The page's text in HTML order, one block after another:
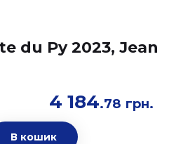
du Py 2023, Jean
4 184.78 грн.
В кошик